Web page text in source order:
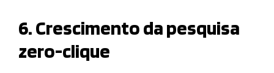
6. Crescimento da pesquisa
zero-clique